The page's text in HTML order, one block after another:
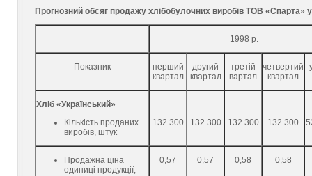
Прогнозний обсяг продажу хлібобулочних виробів ТОВ «Спарта»
1998 р.
Показник
перший
квартал
другий
квартал
третій
вартал
четвертий
квартал
Хліб «Український»
Кількість проданих
виробів, штук
132 300 132 300 132 300 132 300
Продажна ціна
одиниці продукції,
0,57 0,57 0,58 0,58